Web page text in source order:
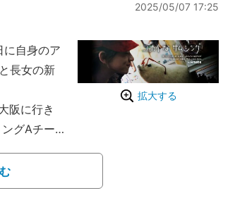
2025/05/07 17:25
拡大する
自身のア
長女の新
阪に行き
グAチー
開催され
が熱くな